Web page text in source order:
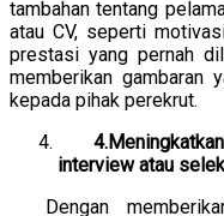
tambahan tentang
atau CV, seperti
prestasi yang pernah
memberikan gambaran
kepada pihak perekrut.
interview atau
Dengan